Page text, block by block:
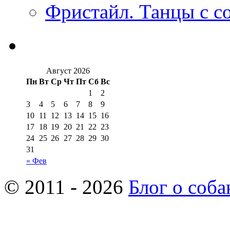
Фристайл. Танцы с
Август 2026
Пн Вт Ср Чт Пт Сб Вс
« Фев
1
2
3
4 5 6 7 8
9
10 11 12 13 14 15 16
17 18 19 20 21 22 23
24 25 26 27 28 29 30
31
© 2011 - 2026 Блог о